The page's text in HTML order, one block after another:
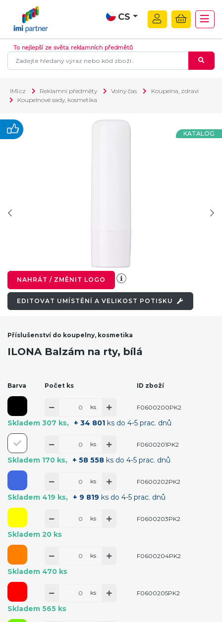
CS
To nejlepší ze světa reklamních předmětů
IMI.cz Reklamní předměty Volný čas
Koupelna, zdraví
Koupelnové sady, kosmetika
KATALOG
NAHRÁT / ZMĚNIT LOGO
EDITOVAT UMÍSTĚNÍ A VELIKOST POTISKU
Příslušenství do koupelny, kosmetika
ILONA Balzám na rty, bílá
Barva Počet ks ID zboží
Skladem 307 ks + 34 801 ks do 4-5 prac. dnů
ks F0600200PK2
Skladem 170 ks + 58 558 ks do 4-5 prac. dnů
ks F0600201PK2
Skladem 419 ks + 9 819 ks do 4-5 prac. dnů
ks F0600202PK2
Skladem 20 ks
ks F0600203PK2
Skladem 470 ks
ks F0600204PK2
Skladem 565 ks
ks F0600205PK2